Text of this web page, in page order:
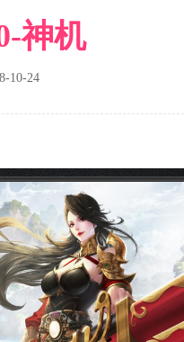
神机
10-24